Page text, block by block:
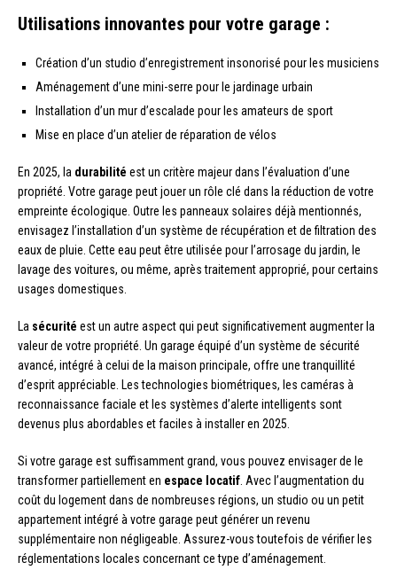
Utilisations innovantes pour votre garage :
Création d’un studio d’enregistrement insonorisé pour les musiciens
Aménagement d’une mini-serre pour le jardinage urbain
Installation d’un mur d’escalade pour les amateurs de sport
Mise en place d’un atelier de réparation de vélos
En 2025, la durabilité est un critère majeur dans l’évaluation d’une
propriété. Votre garage peut jouer un rôle clé dans la réduction de votre
empreinte écologique. Outre les panneaux solaires déjà mentionnés,
envisagez l’installation d’un système de récupération et de filtration des
eaux de pluie. Cette eau peut être utilisée pour l’arrosage du jardin, le
lavage des voitures, ou même, après traitement approprié, pour certains
usages domestiques.
La sécurité est un autre aspect qui peut significativement augmenter la
valeur de votre propriété. Un garage équipé d’un système de sécurité
avancé, intégré à celui de la maison principale, offre une tranquillité
d’esprit appréciable. Les technologies biométriques, les caméras à
reconnaissance faciale et les systèmes d’alerte intelligents sont
devenus plus abordables et faciles à installer en 2025.
Si votre garage est suffisamment grand, vous pouvez envisager de le
transformer partiellement en espace locatif . Avec l’augmentation du
coût du logement dans de nombreuses régions, un studio ou un petit
appartement intégré à votre garage peut générer un revenu
supplémentaire non négligeable. Assurez-vous toutefois de vérifier les
réglementations locales concernant ce type d’aménagement.